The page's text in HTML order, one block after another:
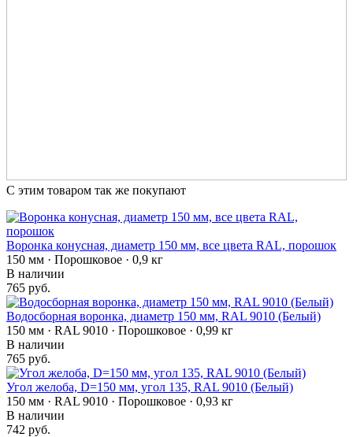
С этим товаром так же покупают
Воронка конусная, диаметр 150 мм, все цвета RAL, порошок
150 мм · Порошковое · 0,9 кг
В наличии
765 руб.
Водосборная воронка, диаметр 150 мм, RAL 9010 (Белый)
150 мм · RAL 9010 · Порошковое · 0,99 кг
В наличии
765 руб.
Угол желоба, D=150 мм, угол 135, RAL 9010 (Белый)
150 мм · RAL 9010 · Порошковое · 0,93 кг
В наличии
742 руб.